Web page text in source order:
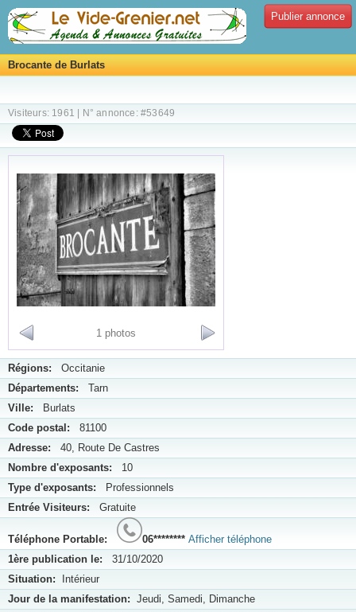
Publier annonce
Brocante de Burlats
Visiteurs: 1961 | N° annonce: #53649
1 photos
Régions: Occitanie
Départements: Tarn
Ville: Burlats
Code postal: 81100
Adresse: 40, Route De Castres
Nombre d'exposants: 10
Type d'exposants: Professionnels
Entrée Visiteurs: Gratuite
Téléphone Portable: 06******** Afficher téléphone
1ère publication le: 31/10/2020
Situation: Intérieur
Jour de la manifestation: Jeudi, Samedi, Dimanche